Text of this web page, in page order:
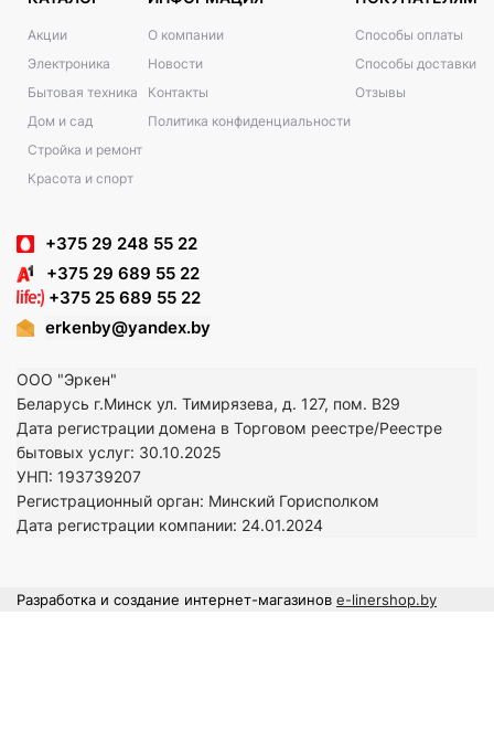
Акции
Электроника
Бытовая техника
Дом и сад
Стройка и ремонт
Красота и спорт
О компании
Новости
Контакты
Политика конфиденциальности
Способы оплаты
Способы доставки
Отзывы
+375 29 248 55 22
+375 29 689 55 22
+375 25 689 55 22
erkenby@yandex.by
ООО "Эркен"
Беларусь г.Минск ул. Тимирязева, д. 127, пом. В29
Дата регистрации домена в Торговом реестре/Реестре
бытовых услуг: 30.10.2025
УНП: 193739207
Регистрационный орган: Минский Горисполком
Дата регистрации компании: 24.01.2024
Разработка и создание интернет-магазинов e-linershop.by